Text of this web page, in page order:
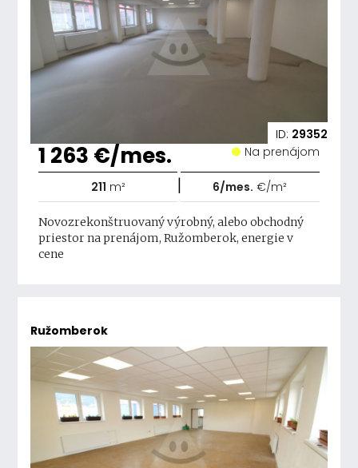
ID: 29352
1 263 €/mes. Na prenájom
211 m² | 6/mes. €/m²
Novozrekonštruovaný výrobný, alebo obchodný
priestor na prenájom, Ružomberok, energie v
cene
Ružomberok